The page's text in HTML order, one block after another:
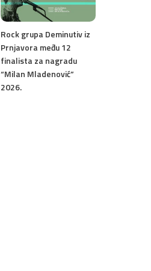
Rock grupa Deminutiv iz
Prnjavora među 12
finalista za nagradu
“Milan Mladenović”
2026.